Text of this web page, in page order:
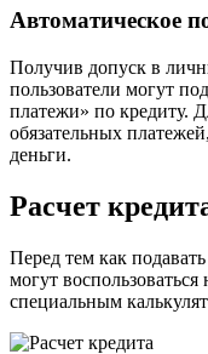
Автоматическое
Получив допуск в
пользователи могут
платежи» по кредиту.
обязательных
деньги.
Расчет
Перед тем как
могут
специальным